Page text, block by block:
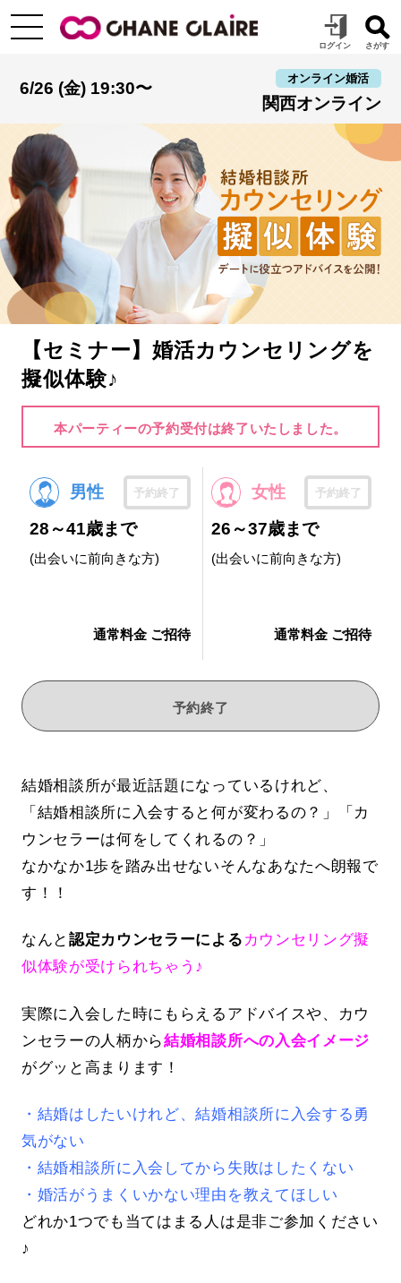
6/26 (金) 19:30〜
オンライン婚活
関西オンライン
【セミナー】婚活カウンセリングを
擬似体験♪
本パーティーの予約受付は終了いたしました。
男性 予約終了
28～41歳まで
(出会いに前向きな方)
通常料金 ご招待
女性 予約終了
26～37歳まで
(出会いに前向きな方)
通常料金 ご招待
予約終了
結婚相談所が最近話題になっているけれど、
「結婚相談所に入会すると何が変わるの？」「カ
ウンセラーは何をしてくれるの？」
なかなか1歩を踏み出せないそんなあなたへ朗報で
す！！
なんと 認定カウンセラーによる カウンセリング擬
似体験が受けられちゃう♪
実際に入会した時にもらえるアドバイスや、カウ
ンセラーの人柄から結婚相談所への入会イメージ
がグッと高まります！
・結婚はしたいけれど、結婚相談所に入会する勇
気がない
・結婚相談所に入会してから失敗はしたくない
・婚活がうまくいかない理由を教えてほしい
どれか1つでも当てはまる人は是非ご参加ください
♪